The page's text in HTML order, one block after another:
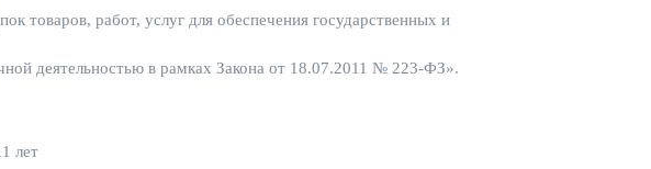
товаров, работ, услуг для обеспечения государственных и
деятельностью в рамках Закона от 18.07.2011 № 223-ФЗ».
лет